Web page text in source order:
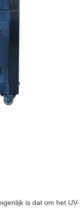
is dat om het